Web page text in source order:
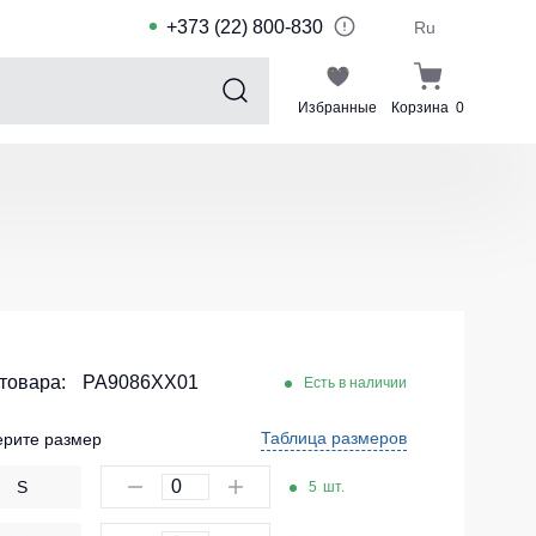
+373 (22) 800-830 Ru
Избранные Корзина 0
Шорты и леггинсы для спорта
Комплекты для команд
PA9086XX01 Есть в наличии
размер Таблица размеров
S 5 шт.